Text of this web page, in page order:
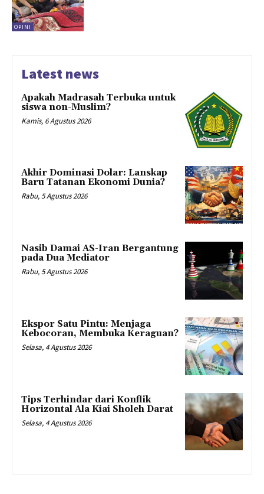
OPINI
Latest news
Apakah Madrasah Terbuka untuk
siswa non-Muslim?
Kamis, 6 Agustus 2026
Akhir Dominasi Dolar: Lanskap
Baru Tatanan Ekonomi Dunia?
Rabu, 5 Agustus 2026
Nasib Damai AS-Iran Bergantung
pada Dua Mediator
Rabu, 5 Agustus 2026
Ekspor Satu Pintu: Menjaga
Kebocoran, Membuka Keraguan?
Selasa, 4 Agustus 2026
Tips Terhindar dari Konflik
Horizontal Ala Kiai Sholeh Darat
Selasa, 4 Agustus 2026